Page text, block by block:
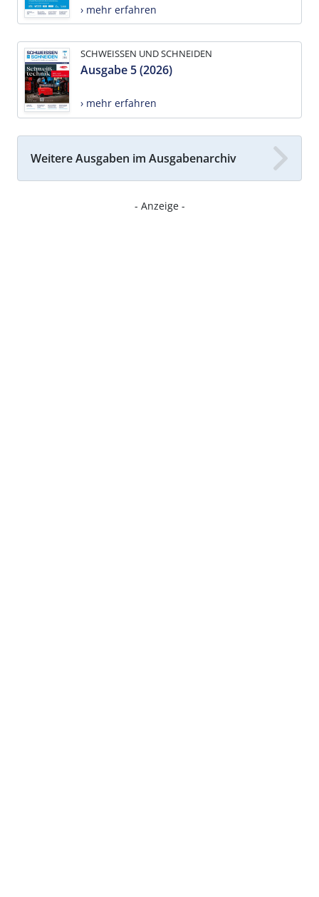
› mehr erfahren
SCHWEISSEN UND SCHNEIDEN
Ausgabe 5 (2026)
› mehr erfahren
Weitere Ausgaben im Ausgabenarchiv
- Anzeige -